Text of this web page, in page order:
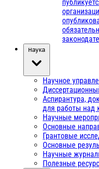
Наука
Научное
Аспирантура,
для работы над
Научные
Основные
Грантовые
Основные
Научные
Полезные